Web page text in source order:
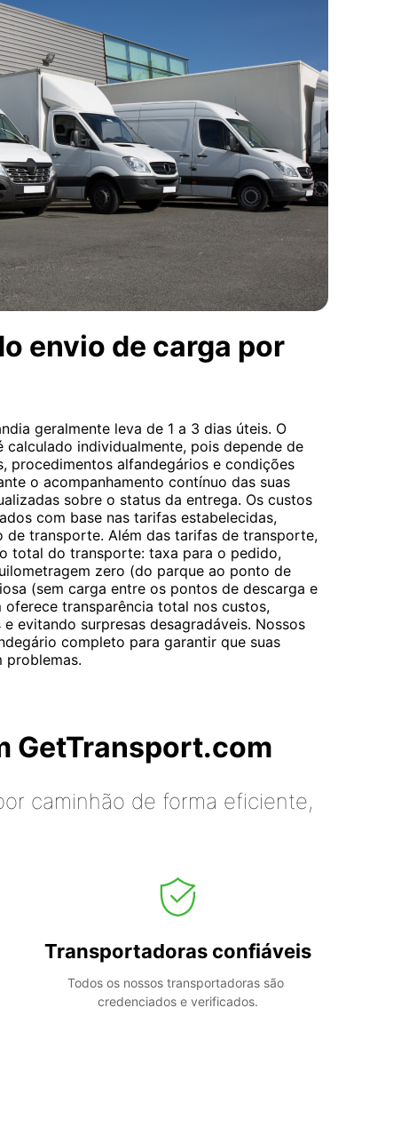
envio de carga por
geralmente leva de 1 a 3 dias úteis. O
individualmente, pois depende de
procedimentos alfandegários e condições
o acompanhamento contínuo das suas
sobre o status da entrega. Os custos
com base nas tarifas estabelecidas,
de transporte. Além das tarifas de transporte,
total do transporte: taxa para o pedido,
zero (do parque ao ponto de
(sem carga entre os pontos de descarga e
transparência total nos custos,
evitando surpresas desagradáveis. Nossos
completo para garantir que suas
problemas.
GetTransport.com
caminhão de forma eficiente,
Transportadoras confiáveis
Todos os nossos transportadoras são
credenciados e verificados.